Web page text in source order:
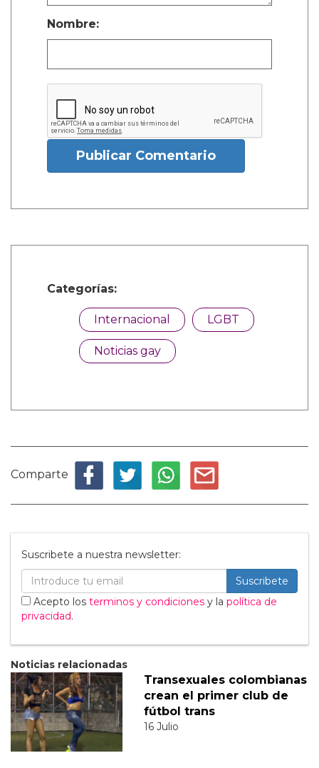
Nombre:
Publicar Comentario
Categorías:
Internacional LGBT
Noticias gay
Comparte
Suscribete a nuestra newsletter:
Suscribete
Acepto los terminos y condiciones y la política de
privacidad.
Noticias relacionadas
Transexuales colombianas
crean el primer club de
fútbol trans
16 Julio